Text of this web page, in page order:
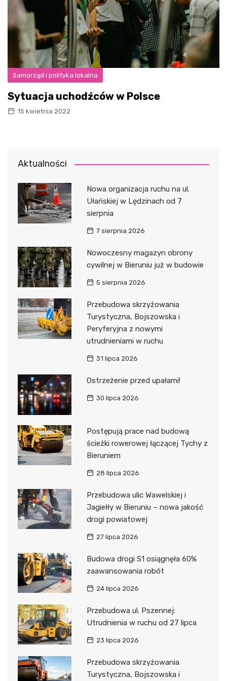
Samorząd i polityka lokalna
Sytuacja uchodźców w Polsce
15 kwietnia 2022
Aktualności
Nowa organizacja ruchu na ul.
Ułańskiej w Lędzinach od 7
sierpnia
7 sierpnia 2026
Nowoczesny magazyn obrony
cywilnej w Bieruniu już w budowie
5 sierpnia 2026
Przebudowa skrzyżowania
Turystyczna, Bojszowska i
Peryferyjna z nowymi
utrudnieniami w ruchu
31 lipca 2026
Ostrzeżenie przed upałami!
30 lipca 2026
Postępują prace nad budową
ścieżki rowerowej łączącej Tychy z
Bieruniem
28 lipca 2026
Przebudowa ulic Wawelskiej i
Jagiełły w Bieruniu – nowa jakość
drogi powiatowej
27 lipca 2026
Budowa drogi S1 osiągnęła 60%
zaawansowania robót
24 lipca 2026
Przebudowa ul. Pszennej:
Utrudnienia w ruchu od 27 lipca
23 lipca 2026
Przebudowa skrzyżowania
Turystyczna, Bojszowska i